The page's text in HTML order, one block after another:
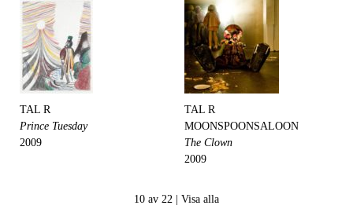
TAL R
Prince Tuesday
2009
TAL R
MOONSPOONSALOON
The Clown
2009
10 av 22 | Visa alla